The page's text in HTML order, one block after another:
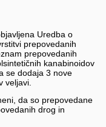
Uredba o
prepovedanih
prepovedanih
kanabinoidov
se dodaja 3 nove
veljavi.
da so prepovedane
drog in